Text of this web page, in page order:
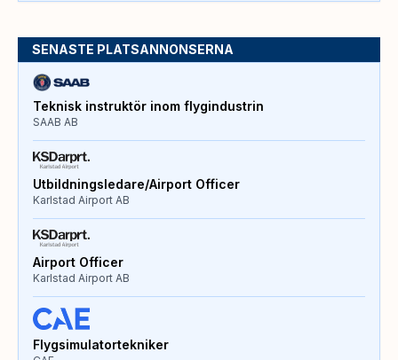
SENASTE PLATSANNONSERNA
Teknisk instruktör inom flygindustrin
SAAB AB
Utbildningsledare/Airport Officer
Karlstad Airport AB
Airport Officer
Karlstad Airport AB
Flygsimulatortekniker